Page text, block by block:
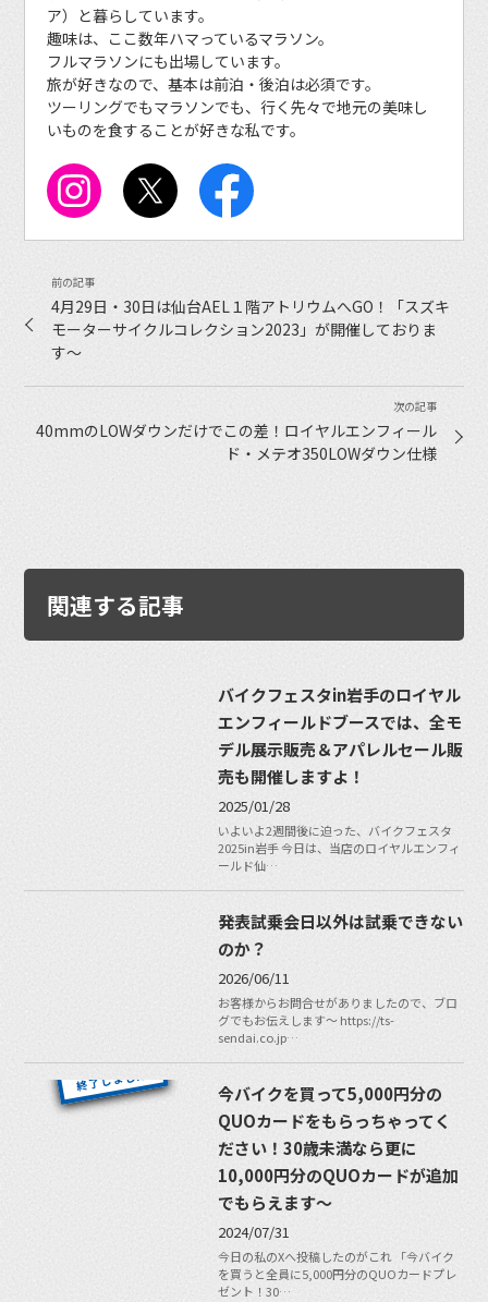
ア）と暮らしています。
趣味は、ここ数年ハマっているマラソン。
フルマラソンにも出場しています。
旅が好きなので、基本は前泊・後泊は必須です。
ツーリングでもマラソンでも、行く先々で地元の美味し
いものを食することが好きな私です。
4月29日・30日は仙台AEL１階アトリウムへGO！「スズキ
モーターサイクルコレクション2023」が開催しておりま
す〜
40mmのLOWダウンだけでこの差！ロイヤルエンフィール
ド・メテオ350LOWダウン仕様
関連する記事
バイクフェスタin岩手のロイヤル
エンフィールドブースでは、全モ
デル展示販売＆アパレルセール販
売も開催しますよ！
2025/01/28
いよいよ2週間後に迫った、バイクフェスタ
2025in岩手 今日は、当店のロイヤルエンフィ
ールド仙…
発表試乗会日以外は試乗できない
のか？
2026/06/11
お客様からお問合せがありましたので、ブロ
グでもお伝えします〜 https://ts-
sendai.co.jp…
今バイクを買って5,000円分の
QUOカードをもらっちゃってく
ださい！30歳未満なら更に
10,000円分のQUOカードが追加
でもらえます〜
2024/07/31
今日の私のXへ投稿したのがこれ 「今バイク
を買うと全員に5,000円分のQUOカードプレ
ゼント！30…